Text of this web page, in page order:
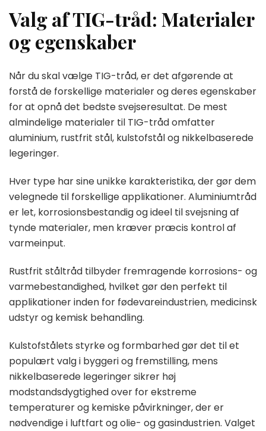
Valg af TIG-tråd: Materialer
og egenskaber
Når du skal vælge TIG-tråd, er det afgørende at
forstå de forskellige materialer og deres egenskaber
for at opnå det bedste svejseresultat. De mest
almindelige materialer til TIG-tråd omfatter
aluminium, rustfrit stål, kulstofstål og nikkelbaserede
legeringer.
Hver type har sine unikke karakteristika, der gør dem
velegnede til forskellige applikationer. Aluminiumtråd
er let, korrosionsbestandig og ideel til svejsning af
tynde materialer, men kræver præcis kontrol af
varmeinput.
Rustfrit ståltråd tilbyder fremragende korrosions- og
varmebestandighed, hvilket gør den perfekt til
applikationer inden for fødevareindustrien, medicinsk
udstyr og kemisk behandling.
Kulstofstålets styrke og formbarhed gør det til et
populært valg i byggeri og fremstilling, mens
nikkelbaserede legeringer sikrer høj
modstandsdygtighed over for ekstreme
temperaturer og kemiske påvirkninger, der er
nødvendige i luftfart og olie- og gasindustrien. Valget